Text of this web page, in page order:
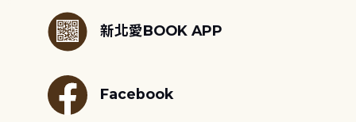
新北愛BOOK APP
Facebook